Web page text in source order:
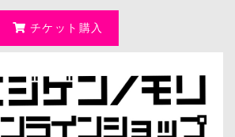
チケット購入